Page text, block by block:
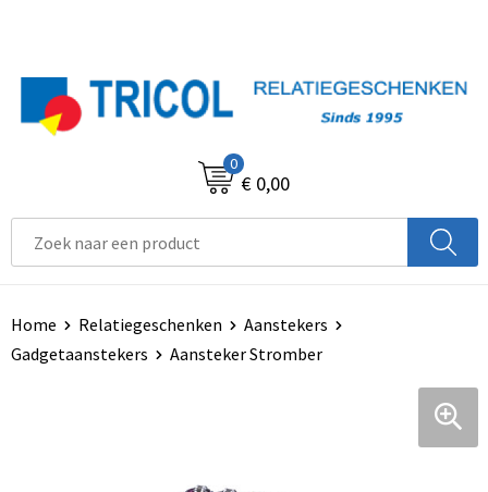
0
€ 0,00
Home Relatiegeschenken
Aanstekers
Gadgetaanstekers
Aansteker Stromber